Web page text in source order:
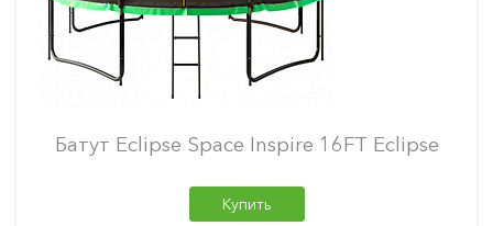
Батут Eclipse Space Inspire 16FT Eclipse
Купить